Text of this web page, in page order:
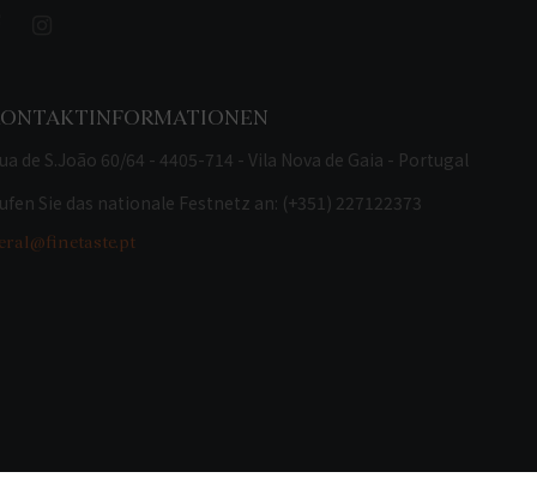
de S.João 60/64 - 4405-714 - Vila Nova de Gaia - Portugal
Sie das nationale Festnetz an: (+351) 227122373